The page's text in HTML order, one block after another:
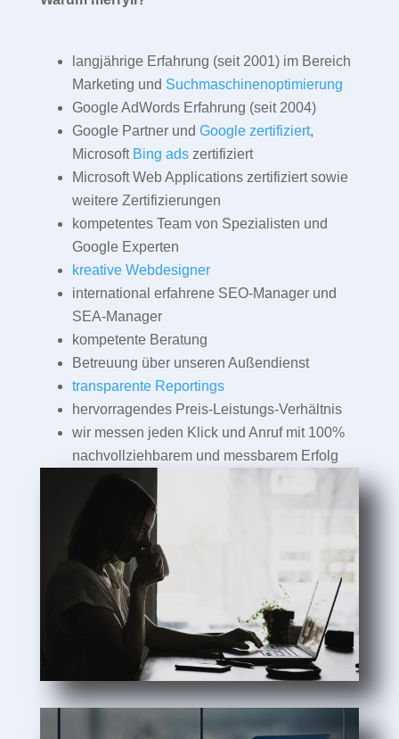
langjährige Erfahrung (seit 2001) im Bereich
Marketing und Suchmaschinenoptimierung
Google AdWords Erfahrung (seit 2004)
Google Partner und Google zertifiziert,
Microsoft Bing adszertifiziert
Microsoft Web Applications zertifiziert sowie
weitere Zertifizierungen
kompetentes Team von Spezialisten und
Google Experten
kreative Webdesigner
international erfahrene SEO-Manager und
SEA-Manager
kompetente Beratung
Betreuung über unseren Außendienst
transparente Reportings
hervorragendes Preis-Leistungs-Verhältnis
wir messen jeden Klick und Anruf mit 100%
nachvollziehbarem und messbarem Erfolg